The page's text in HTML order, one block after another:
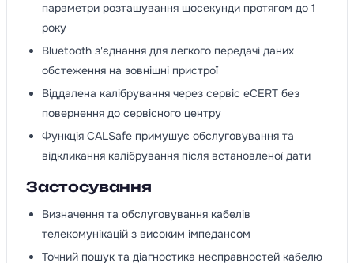
параметри розташування щосекунди протягом до 1
року
Bluetooth з'єднання для легкого передачі даних
обстеження на зовнішні пристрої
Віддалена калібрування через сервіс eCERT без
повернення до сервісного центру
Функція CALSafe примушує обслуговування та
відкликання калібрування після встановленої дати
Застосування
Визначення та обслуговування кабелів
телекомунікацій з високим імпедансом
Точний пошук та діагностика несправностей кабелю